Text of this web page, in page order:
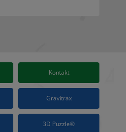
Kontakt
Gravitrax
3D Puzzle®